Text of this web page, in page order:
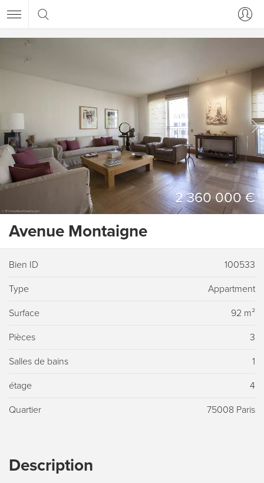
2 360 000 €
Avenue Montaigne
Bien ID 100533
Type Appartment
Surface 92 m²
Pièces 3
Salles de bains 1
étage 4
Quartier 75008 Paris
Description